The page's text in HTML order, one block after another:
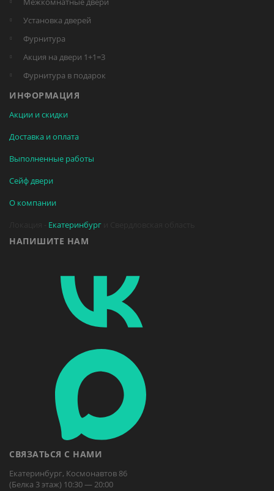
Установка дверей
Фурнитура
Акция на двери 1+1=3
Фурнитура в подарок
ИНФОРМАЦИЯ
Акции и скидки
Доставка и оплата
Выполненные работы
Сейф двери
О компании
Екатеринбург
НАПИШИТЕ НАМ
СВЯЗАТЬСЯ С НАМИ
Екатеринбург, Космонавтов 86
(Белка 3 этаж) 10:30 — 20:00